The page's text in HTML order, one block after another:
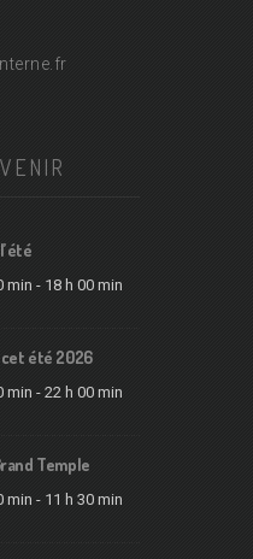
min - 18 h 00 min
cet été 2026
min - 22 h 00 min
Temple
min - 11 h 30 min